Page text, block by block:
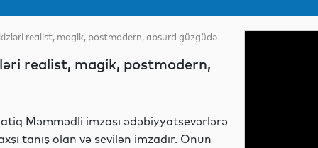
İdmanYeni texnologiyalar
realist, magik, postmodern, absurd güzgüdə
realist, magik, postmodern,
Məmmədli imzası ədəbiyyatsevərlərə
tanış olan və sevilən imzadır. Onun